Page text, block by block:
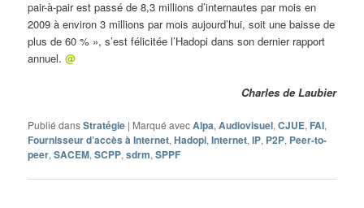
pair-à-pair est passé de 8,3 millions d’internautes par mois en
2009 à environ 3 millions par mois aujourd’hui, soit une baisse de
plus de 60 % », s’est félicitée l’Hadopi dans son dernier rapport
annuel.@
Charles de Laubier
Publié dansStratégie | Marqué avecAlpa,Audiovisuel,CJUE, FAI,
Fournisseur d’accès à Internet,Hadopi,Internet,IP, P2P, Peer-to-
peer,SACEM,SCPP,sdrm,SPPF